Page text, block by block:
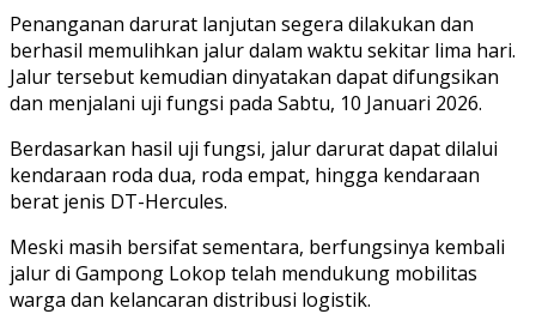
Penanganan darurat lanjutan segera dilakukan dan
berhasil memulihkan jalur dalam waktu sekitar lima hari.
Jalur tersebut kemudian dinyatakan dapat difungsikan
dan menjalani uji fungsi pada Sabtu, 10 Januari 2026.
Berdasarkan hasil uji fungsi, jalur darurat dapat dilalui
kendaraan roda dua, roda empat, hingga kendaraan
berat jenis DT-Hercules.
Meski masih bersifat sementara, berfungsinya kembali
jalur di Gampong Lokop telah mendukung mobilitas
warga dan kelancaran distribusi logistik.